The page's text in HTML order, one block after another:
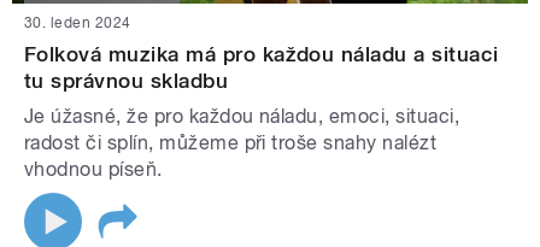
30. leden 2024
Folková muzika má pro každou náladu a situaci
tu správnou skladbu
Je úžasné, že pro každou náladu, emoci, situaci,
radost či splín, můžeme při troše snahy nalézt
vhodnou píseň.